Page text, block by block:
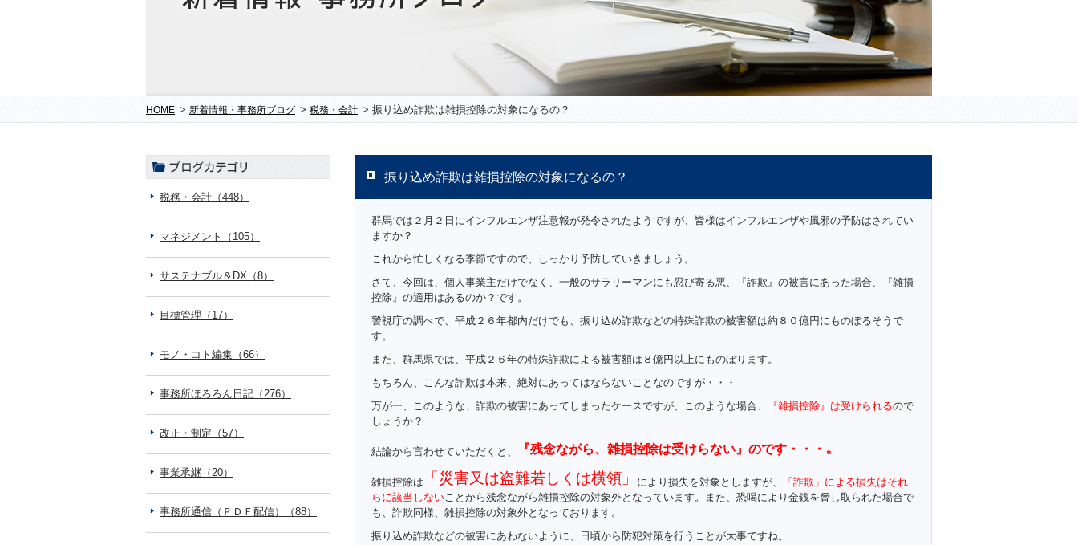
HOME > 新着情報・事務所ブログ > 税務・会計 > 振り込め詐欺は雑損控除の対象になるの？
振り込め詐欺は雑損控除の対象になるの？
群馬では２月２日にインフルエンザ注意報が発令されたようですが、皆様はインフルエンザや風邪の予防はされてい
ますか？
これから忙しくなる季節ですので、しっかり予防していきましょう。
さて、今回は、個人事業主だけでなく、一般のサラリーマンにも忍び寄る悪、『詐欺』の被害にあった場合、『雑損
控除』の適用はあるのか？です。
警視庁の調べで、平成２６年都内だけでも、振り込め詐欺などの特殊詐欺の被害額は約８０億円にものぼるそうで
す。
また、群馬県では、平成２６年の特殊詐欺による被害額は８億円以上にものぼります。
もちろん、こんな詐欺は本来、絶対にあってはならないことなのですが・・・
万が一、このような、 詐欺の被害にあってしまったケースですが、このような場合、 『雑損控除』は受けられるので
しょうか？
結論から言わせていただくと、 『残念ながら、雑損控除は受けらない』のです・・・ 。
雑損控除は 「災害又は盗難若しくは横領」 により損失を対象としますが、
「詐欺」による損失はそれ
らに該当しないことから残念ながら雑損控除の対象外となっています。また、恐喝により金銭を脅し取られた場合で
も、詐欺同様、雑損控除の対象外となっております。
振り込め詐欺などの被害にあわないように、日頃から防犯対策を行うことが大事ですね。
税務・会計（448）
マネジメント（105）
サステナブル＆DX（8）
目標管理（17）
モノ・コト編集（66）
事務所ほろろん日記（276）
改正・制定（57）
事業承継（20）
事務所通信（ＰＤＦ配信）（88）